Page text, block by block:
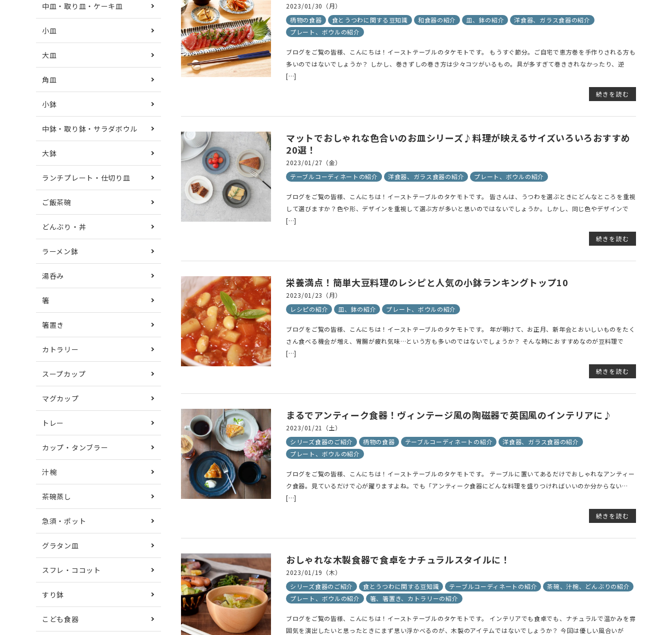
2023/01/30（月）
柄物の食器
食とうつわに関する豆知識 和食器の紹介 皿、鉢の紹介
洋食器、ガラス食器の紹介
プレート、ボウルの紹介
ブログをご覧の皆様、こんにちは！イーストテーブルのタケモトです。 もうすぐ節分。ご自宅で恵方巻を手作りされる方も
多いのではないでしょうか？ しかし、巻きずしの巻き方は少々コツがいるもの。具が多すぎて巻ききれなかったり、逆
[…]
続きを読む
マットでおしゃれな色合いのお皿シリーズ♪料理が映えるサイズいろいろおすすめ
20選！
2023/01/27（金）
テーブルコーディネートの紹介
洋食器、ガラス食器の紹介 プレート、ボウルの紹介
ブログをご覧の皆様、こんにちは！イーストテーブルのタケモトです。 皆さんは、うつわを選ぶときにどんなところを重視
して選びますか？色や形、デザインを重視して選ぶ方が多いと思いのではないでしょうか。しかし、同じ色やデザインで
[…]
続きを読む
栄養満点！簡単大豆料理のレシピと人気の小鉢ランキングトップ10
2023/01/23（月）
レシピの紹介
皿、鉢の紹介 プレート、ボウルの紹介
ブログをご覧の皆様、こんにちは！イーストテーブルのタケモトです。 年が明けて、お正月、新年会とおいしいものをたく
さん食べる機会が増え、胃腸が疲れ気味…という方も多いのではないでしょうか？ そんな時におすすめなのが豆料理で
[…]
続きを読む
まるでアンティーク食器！ヴィンテージ風の陶磁器で英国風のインテリアに♪
2023/01/21（土）
シリーズ食器のご紹介
柄物の食器 テーブルコーディネートの紹介
洋食器、ガラス食器の紹介
プレート、ボウルの紹介
ブログをご覧の皆様、こんにちは！イーストテーブルのタケモトです。 テーブルに置いてあるだけでおしゃれなアンティー
ク食器。見ているだけで心が躍りますよね。でも「アンティーク食器にどんな料理を盛りつければいいのか分からない…
[…]
続きを読む
おしゃれな木製食器で食卓をナチュラルスタイルに！
2023/01/19（木）
シリーズ食器のご紹介
食とうつわに関する豆知識 テーブルコーディネートの紹介
茶碗、汁椀、どんぶりの紹介
プレート、ボウルの紹介
箸、箸置き、カトラリーの紹介
ブログをご覧の皆様、こんにちは！イーストテーブルのタケモトです。 インテリアでも食卓でも、ナチュラルで温かみを雰
囲気を演出したいと思ったときにまず思い浮かべるのが、木製のアイテムではないでしょうか？ 今回は優しい風合いが
中皿・取り皿・ケーキ皿
小皿
大皿
角皿
小鉢
中鉢・取り鉢・サラダボウル
大鉢
ランチプレート・仕切り皿
ご飯茶碗
どんぶり・丼
ラーメン鉢
湯呑み
箸
箸置き
カトラリー
スープカップ
マグカップ
トレー
カップ・タンブラー
汁椀
茶碗蒸し
急須・ポット
グラタン皿
スフレ・ココット
すり鉢
こども食器